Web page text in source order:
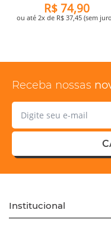
R$ 74,90
ou até 2x de R$ 37,45 (sem
Receba nossas
Institucional